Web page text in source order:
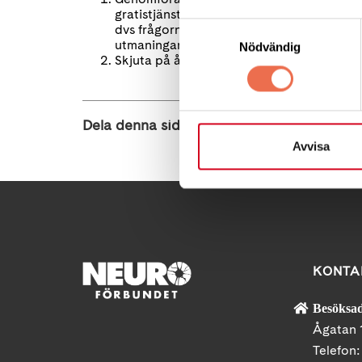
Samtyckesval
Nödvändig
Avvisa
gratistjänster för detta, exempel
dvs frågorna mejlas ut och alla får svara
utmaningar bland annat möjligheterna
Skjuta på årsmötet till lite längre fram i
Dela denna sida:
Ågatan
Telefon: